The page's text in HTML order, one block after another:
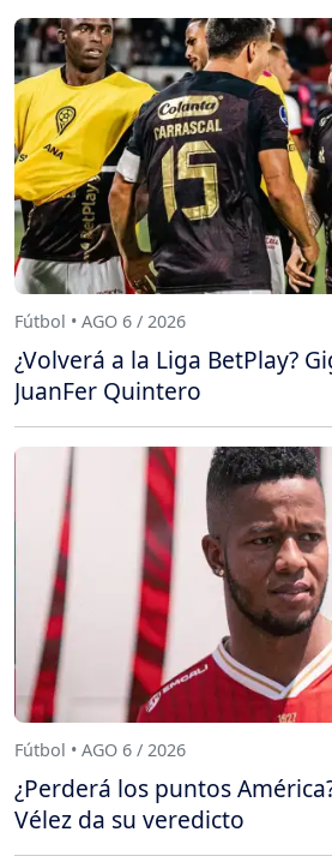
Fútbol • AGO 6 / 2026
¿Volverá a la Liga BetPlay?
JuanFer Quintero
Fútbol • AGO 6 / 2026
¿Perderá los puntos
Vélez da su veredicto